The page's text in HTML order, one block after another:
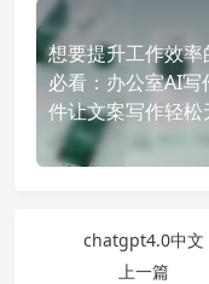
想要提升工作效率
必看：办公室AI写
件让文案写作轻松
chatgpt4.0中文
上一篇